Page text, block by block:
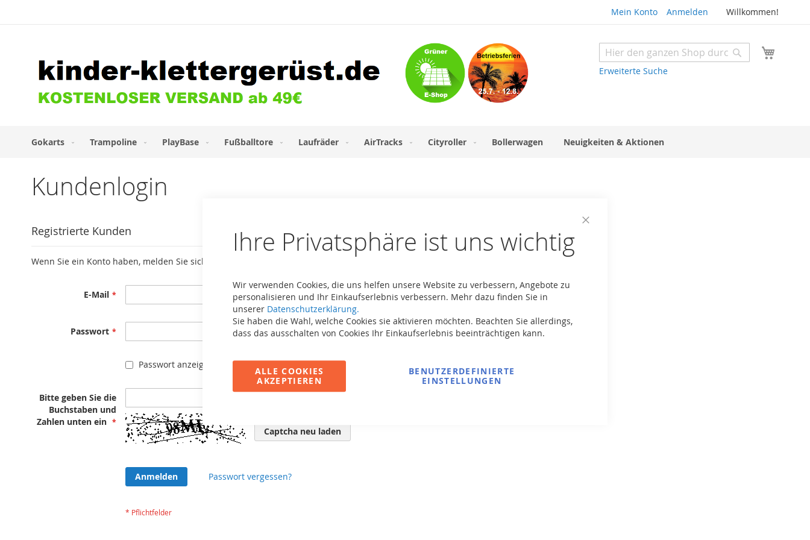
Ihre Privatsphäre ist uns wichtig
Wir verwenden Cookies, die uns helfen unsere Website zu verbessern, Angebote zu
personalisieren und Ihr Einkaufserlebnis verbessern. Mehr dazu finden Sie in
unserer Datenschutzerklärung.
Sie haben die Wahl, welche Cookies sie aktivieren möchten. Beachten Sie allerdings,
dass das ausschalten von Cookies Ihr Einkaufserlebnis beeinträchtigen kann.
ALLE COOKIES
AKZEPTIEREN
BENUTZERDEFINIERTE
EINSTELLUNGEN
Mein Konto Anmelden Willkommen!
Suche
Erweiterte Suche
Suche
Gokarts Trampoline PlayBase Fußballtore Laufräder AirTracks Cityroller Bollerwagen Neuigkeiten & Aktionen
Kundenlogin
Registrierte Kunden
Wenn Sie ein Konto haben, melden Sie sich mit Ihrer E-Mail-Adresse an.
E-Mail
Passwort
Passwort anzeigen
Bitte geben Sie die
Buchstaben und
Zahlen unten ein
Captcha neu laden
Anmelden Passwort vergessen?